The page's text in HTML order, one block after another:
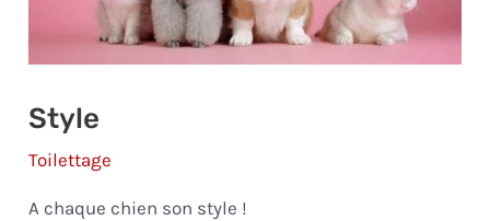
Style
Toilettage
A chaque chien son style !